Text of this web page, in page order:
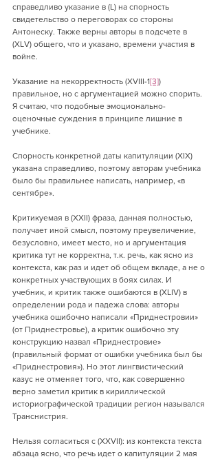
справедливо указание в (L) на спорность
свидетельство о переговорах со стороны
Антонеску. Также верны авторы в подсчете в
(XLV) общего, что и указано, времени участия в
войне.
Указание на некорректность (XVIII-1[3])
правильное, но с аргументацией можно спорить.
Я считаю, что подобные эмоционально-
оценочные суждения в принципе лишние в
учебнике.
Спорность конкретной даты капитуляции (XIX)
указана справедливо, поэтому авторам учебника
было бы правильнее написать, например, «в
сентябре».
Критикуемая в (XXII) фраза, данная полностью,
получает иной смысл, поэтому преувеличение,
безусловно, имеет место, но и аргументация
критика тут не корректна, т.к. речь, как ясно из
контекста, как раз и идет об общем вкладе, а не о
конкретных участвующих в боях силах. И
учебник, и критик также ошибаются в (XLIV) в
определении рода и падежа слова: авторы
учебника ошибочно написали «Приднестровии»
(от Приднестровье), а критик ошибочно эту
конструкцию назвал «Приднестровие»
(правильный формат от ошибки учебника был бы
«Приднестровия»). Но этот лингвистический
казус не отменяет того, что, как совершенно
верно заметил критик в кириллической
историографической традиции регион назывался
Транснистрия.
Нельзя согласиться с (XXVII): из контекста текста
абзаца ясно, что речь идет о капитуляции 2 мая